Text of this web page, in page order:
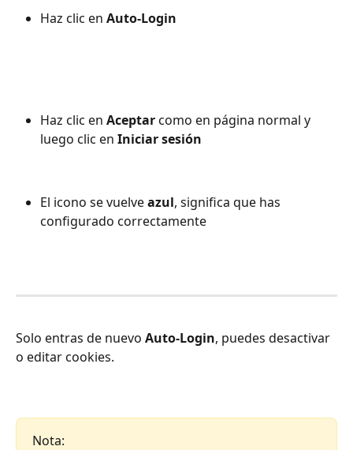
Haz clic en Auto-Login
Haz clic en Aceptar como en página normal y
luego clic en Iniciar sesión
El icono se vuelve azul, significa que has
configurado correctamente
Solo entras de nuevo Auto-Login, puedes desactivar
o editar cookies.
Nota: